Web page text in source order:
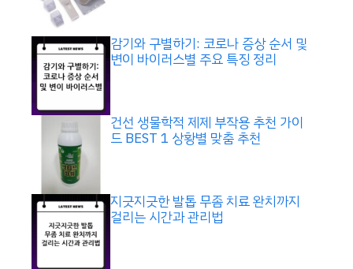
감기와 구별하기: 코로나 증상 순서 및
변이 바이러스별 주요 특징 정리
건선 생물학적 제제 부작용 추천 가이
드 BEST 1 상황별 맞춤 추천
지긋지긋한 발톱 무좀 치료 완치까지
걸리는 시간과 관리법